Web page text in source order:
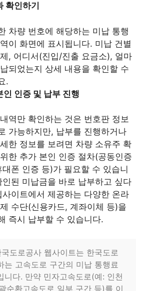
확인하기
차량 번호에 해당하는 미납 통행
이 화면에 표시됩니다. 미납 건별
, 어디서(진입/진출 요금소), 얼마
되었는지 상세 내용을 확인할 수
.
인 인증 및 납부 진행
역만 확인하는 것은 번호판 정보
가능하지만, 납부를 진행하거나
한 정보를 보려면 차량 소유주 확
한 추가 본인 인증 절차(공동인증
대폰 인증 등)가 필요할 수 있습니
인된 미납금을 바로 납부하고 싶다
사이트에서 제공하는 다양한 온라
수단(신용카드, 계좌이체 등)을
즉시 납부할 수 있습니다.
국도로공사 웹사이트는 한국도로
는 고속도로 구간의 미납 통행료
니다. 만약 민자고속도로(예: 인천
순환고속도로 일부 구간 등)를 이